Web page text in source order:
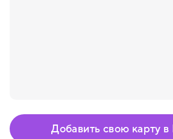
Добавить свою карту